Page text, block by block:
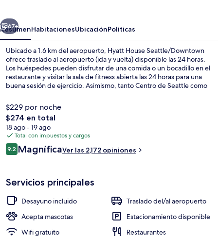
Siguiente
67+
ResumenHabitacionesUbicaciónPolíticas
Ubicado a 1.6 km del aeropuerto, Hyatt House Seattle/Downtown
ofrece traslado al aeropuerto (ida y vuelta) disponible las 24 horas.
Los huéspedes pueden disfrutar de una comida o un bocadillo en el
restaurante y visitar la sala de fitness abierta las 24 horas para una
buena sesión de ejercicio. Asimismo, tanto Centro de Seattle como
instalaciones infantiles reciben muy buenas calificaciones de otros
visitantes. Hay opciones de transporte público a una corta distancia
a pie: Estación de metro de Seattle Center Monorail está a 4 minutos
y Estación de metro de Westlake Thomas St está a 10 minutos.
$229 por noche
El
precio
total
es
de
$274 en total
18 ago - 19 ago
Total con impuestos y cargos
Opiniones
9.29.2 de 10,
MagníficaVer las 2,172 opiniones
Servicios principales
Desayuno incluido
Traslado del/al aeropuerto
Acepta mascotas
Estacionamiento disponible
Wifi gratuito
Restaurantes